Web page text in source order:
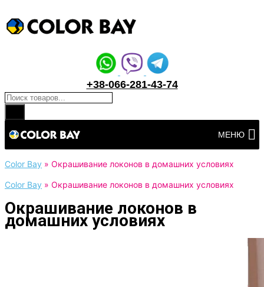
+38-066-281-43-74
Поиск товаров
контенту
МЕНЮ
Color Bay » Окрашивание локонов в домашних условиях
Color Bay » Окрашивание локонов в домашних условиях
Окрашивание локонов в
домашних условиях